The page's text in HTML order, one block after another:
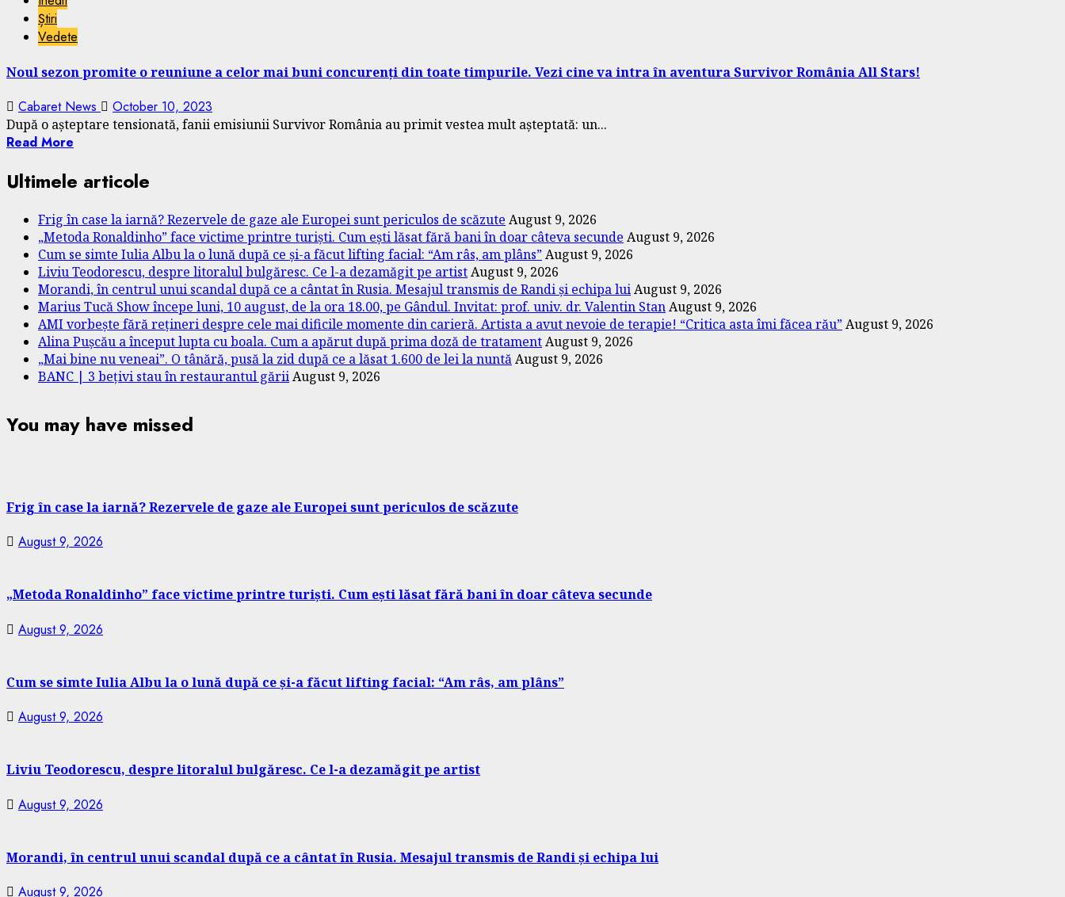
Știri
Vedete
Noul sezon promite o reuniune a celor mai buni concurenți din toate timpurile. Vezi cine va intra în aventura Survivor România All Stars!
Cabaret News October 10, 2023
După o așteptare tensionată, fanii emisiunii Survivor România au primit vestea mult așteptată: un...
Read More
Ultimele articole
Frig în case la iarnă? Rezervele de gaze ale Europei sunt periculos de scăzute August 9, 2026
„Metoda Ronaldinho” face victime printre turiști. Cum ești lăsat fără bani în doar câteva secunde August 9, 2026
Cum se simte Iulia Albu la o lună după ce și-a făcut lifting facial: “Am râs, am plâns”August 9, 2026
Liviu Teodorescu, despre litoralul bulgăresc. Ce l-a dezamăgit pe artistAugust 9, 2026
Morandi, în centrul unui scandal după ce a cântat în Rusia. Mesajul transmis de Randi și echipa luiAugust 9, 2026
Marius Tucă Show începe luni, 10 august, de la ora 18.00, pe Gândul. Invitat: prof. univ. dr. Valentin StanAugust 9, 2026
AMI vorbește fără rețineri despre cele mai dificile momente din carieră. Artista a avut nevoie de terapie! “Critica asta îmi făcea rău”August 9, 2026
Alina Pușcău a început lupta cu boala. Cum a apărut după prima doză de tratamentAugust 9, 2026
„Mai bine nu veneai”. O tânără, pusă la zid după ce a lăsat 1.600 de lei la nuntăAugust 9, 2026
BANC | 3 bețivi stau în restaurantul găriiAugust 9, 2026
You may have missed
Frig în case la iarnă? Rezervele de gaze ale Europei sunt periculos de scăzute
August 9, 2026
„Metoda Ronaldinho” face victime printre turiști. Cum ești lăsat fără bani în doar câteva secunde
August 9, 2026
Cum se simte Iulia Albu la o lună după ce și-a făcut lifting facial: “Am râs, am plâns”
August 9, 2026
Liviu Teodorescu, despre litoralul bulgăresc. Ce l-a dezamăgit pe artist
August 9, 2026
Morandi, în centrul unui scandal după ce a cântat în Rusia. Mesajul transmis de Randi și echipa lui
August 9, 2026